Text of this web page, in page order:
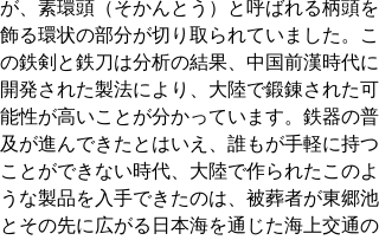
が、素環頭（そかんとう）と呼ばれる柄頭を
飾る環状の部分が切り取られていました。こ
の鉄剣と鉄刀は分析の結果、中国前漢時代に
開発された製法により、大陸で鍛錬された可
能性が高いことが分かっています。鉄器の普
及が進んできたとはいえ、誰もが手軽に持つ
ことができない時代、大陸で作られたこのよ
うな製品を入手できたのは、被葬者が東郷池
とその先に広がる日本海を通じた海上交通の